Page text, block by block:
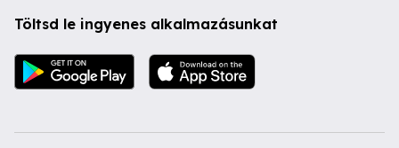
Töltsd le ingyenes alkalmazásunkat